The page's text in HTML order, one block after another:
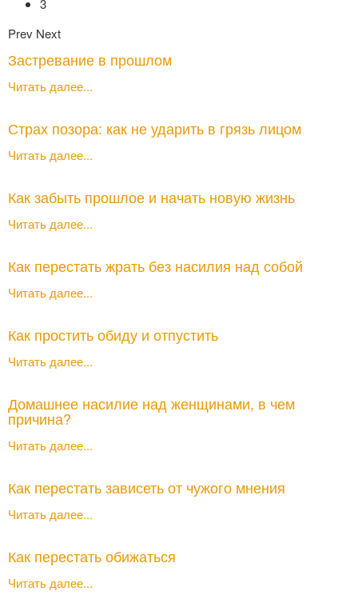
3
Prev Next
Застревание в прошлом
Читать далее...
Страх позора: как не ударить в грязь лицом
Читать далее...
Как забыть прошлое и начать новую жизнь
Читать далее...
Как перестать жрать без насилия над собой
Читать далее...
Как простить обиду и отпустить
Читать далее...
Домашнее насилие над женщинами, в чем
причина?
Читать далее...
Как перестать зависеть от чужого мнения
Читать далее...
Как перестать обижаться
Читать далее...